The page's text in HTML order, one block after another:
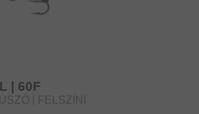
| 60F
| FELSZÍNI